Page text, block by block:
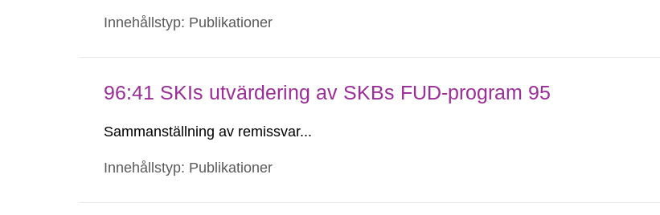
Innehållstyp: Publikationer
96:41 SKIs utvärdering av SKBs FUD-program 95
Sammanställning av remissvar...
Innehållstyp: Publikationer